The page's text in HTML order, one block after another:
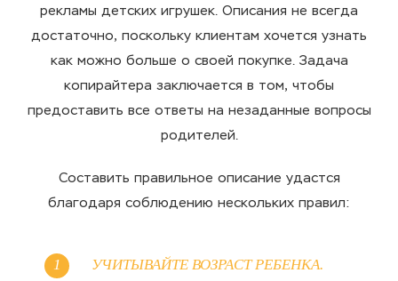
рекламы детских игрушек. Описания не всегда
достаточно, поскольку клиентам хочется узнать
как можно больше о своей покупке. Задача
копирайтера заключается в том, чтобы
предоставить все ответы на незаданные вопросы
родителей.
Составить правильное описание удастся
благодаря соблюдению нескольких правил:
УЧИТЫВАЙТЕ ВОЗРАСТ РЕБЕНКА.